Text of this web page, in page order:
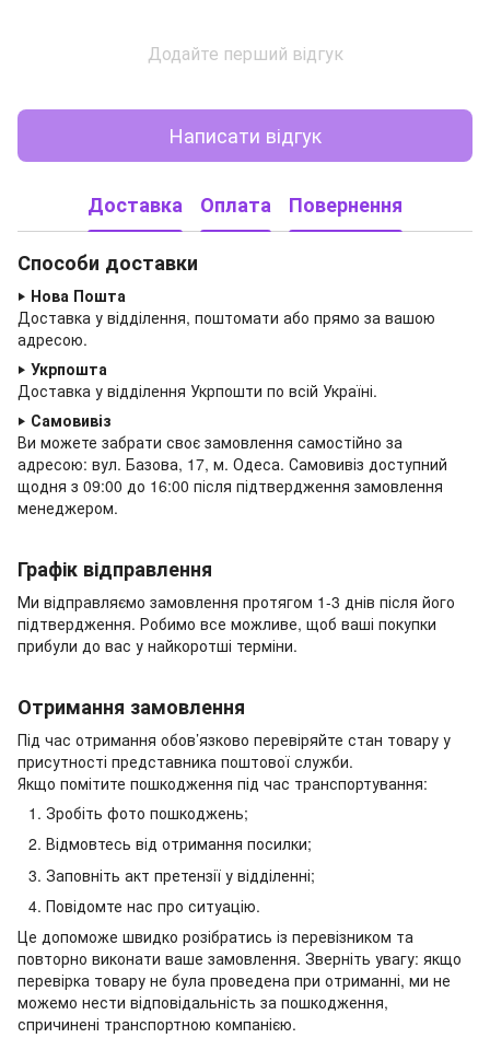
Додайте перший відгук
Написати відгук
Доставка Оплата Повернення
Способи доставки
‣ Нова Пошта
Доставка у відділення, поштомати або прямо за вашою
адресою.
‣ Укрпошта
Доставка у відділення Укрпошти по всій Україні.
‣ Самовивіз
Ви можете забрати своє замовлення самостійно за
адресою: вул. Базова, 17, м. Одеса. Самовивіз доступний
щодня з 09:00 до 16:00 після підтвердження замовлення
менеджером.
Графік відправлення
Ми відправляємо замовлення протягом 1-3 днів після його
підтвердження. Робимо все можливе, щоб ваші покупки
прибули до вас у найкоротші терміни.
Отримання замовлення
Під час отримання обов’язково перевіряйте стан товару у
присутності представника поштової служби.
Якщо помітите пошкодження під час транспортування:
Зробіть фото пошкоджень;
Відмовтесь від отримання посилки;
Заповніть акт претензії у відділенні;
Повідомте нас про ситуацію.
Це допоможе швидко розібратись із перевізником та
повторно виконати ваше замовлення. Зверніть увагу: якщо
перевірка товару не була проведена при отриманні, ми не
можемо нести відповідальність за пошкодження,
спричинені транспортною компанією.